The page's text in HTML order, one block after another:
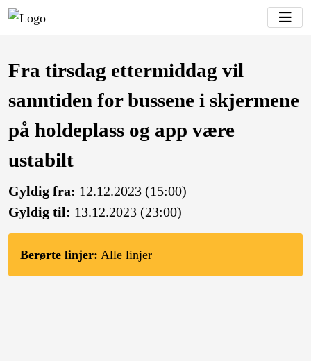
Fra tirsdag ettermiddag vil
sanntiden for bussene i skjermene
på holdeplass og app være
ustabilt
Gyldig fra: 12.12.2023 (15:00)
Gyldig til: 13.12.2023 (23:00)
Berørte linjer: Alle linjer